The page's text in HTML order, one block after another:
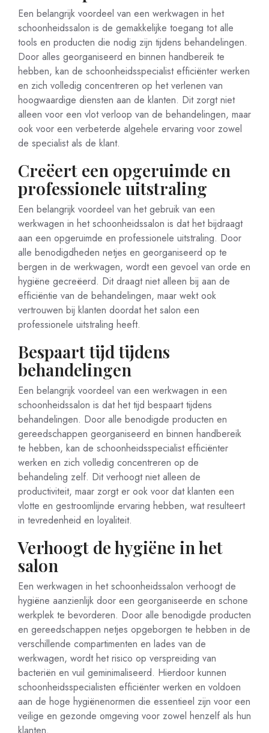
Een belangrijk voordeel van een werkwagen in het
schoonheidssalon is de gemakkelijke toegang tot alle
tools en producten die nodig zijn tijdens behandelingen.
Door alles georganiseerd en binnen handbereik te
hebben, kan de schoonheidsspecialist efficiënter werken
en zich volledig concentreren op het verlenen van
hoogwaardige diensten aan de klanten. Dit zorgt niet
alleen voor een vlot verloop van de behandelingen, maar
ook voor een verbeterde algehele ervaring voor zowel
de specialist als de klant.
Creëert een opgeruimde en
professionele uitstraling
Een belangrijk voordeel van het gebruik van een
werkwagen in het schoonheidssalon is dat het bijdraagt
aan een opgeruimde en professionele uitstraling. Door
alle benodigdheden netjes en georganiseerd op te
bergen in de werkwagen, wordt een gevoel van orde en
hygiëne gecreëerd. Dit draagt niet alleen bij aan de
efficiëntie van de behandelingen, maar wekt ook
vertrouwen bij klanten doordat het salon een
professionele uitstraling heeft.
Bespaart tijd tijdens
behandelingen
Een belangrijk voordeel van een werkwagen in een
schoonheidssalon is dat het tijd bespaart tijdens
behandelingen. Door alle benodigde producten en
gereedschappen georganiseerd en binnen handbereik
te hebben, kan de schoonheidsspecialist efficiënter
werken en zich volledig concentreren op de
behandeling zelf. Dit verhoogt niet alleen de
productiviteit, maar zorgt er ook voor dat klanten een
vlotte en gestroomlijnde ervaring hebben, wat resulteert
in tevredenheid en loyaliteit.
Verhoogt de hygiëne in het
salon
Een werkwagen in het schoonheidssalon verhoogt de
hygiëne aanzienlijk door een georganiseerde en schone
werkplek te bevorderen. Door alle benodigde producten
en gereedschappen netjes opgeborgen te hebben in de
verschillende compartimenten en lades van de
werkwagen, wordt het risico op verspreiding van
bacteriën en vuil geminimaliseerd. Hierdoor kunnen
schoonheidsspecialisten efficiënter werken en voldoen
aan de hoge hygiënenormen die essentieel zijn voor een
veilige en gezonde omgeving voor zowel henzelf als hun